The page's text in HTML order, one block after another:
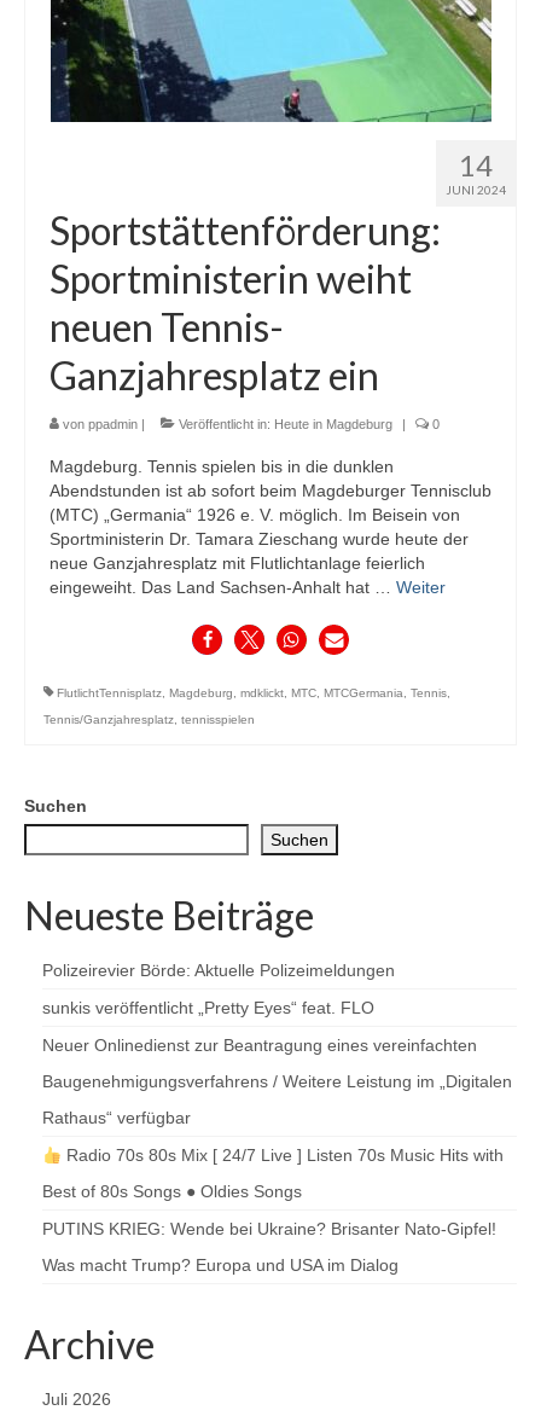
14
JUNI 2024
Sportstättenförderung:
Sportministerin weiht
neuen Tennis-
Ganzjahresplatz ein
von ppadmin Veröffentlicht in: Heute in Magdeburg 0
Magdeburg. Tennis spielen bis in die dunklen
Abendstunden ist ab sofort beim Magdeburger Tennisclub
(MTC) „Germania“ 1926 e. V. möglich. Im Beisein von
Sportministerin Dr. Tamara Zieschang wurde heute der
neue Ganzjahresplatz mit Flutlichtanlage feierlich
eingeweiht. Das Land Sachsen-Anhalt hat … Weiter
FlutlichtTennisplatz, Magdeburg, mdklickt, MTC, MTCGermania, Tennis,
Tennis/Ganzjahresplatz, tennisspielen
Suchen
Suchen
Neueste Beiträge
Polizeirevier Börde: Aktuelle Polizeimeldungen
sunkis veröffentlicht „Pretty Eyes“ feat. FLO
Neuer Onlinedienst zur Beantragung eines vereinfachten
Baugenehmigungsverfahrens / Weitere Leistung im „Digitalen
Rathaus“ verfügbar
Radio 70s 80s Mix [ 24/7 Live ] Listen 70s Music Hits with
Best of 80s Songs ● Oldies Songs
PUTINS KRIEG: Wende bei Ukraine? Brisanter Nato-Gipfel!
Was macht Trump? Europa und USA im Dialog
Archive
Juli 2026